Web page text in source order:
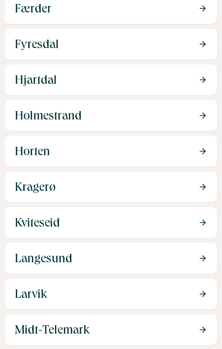
Færder
Fyresdal
Hjartdal
Holmestrand
Horten
Kragerø
Kviteseid
Langesund
Larvik
Midt-Telemark